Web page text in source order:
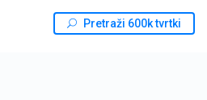
Pretraži 600k tvrtki